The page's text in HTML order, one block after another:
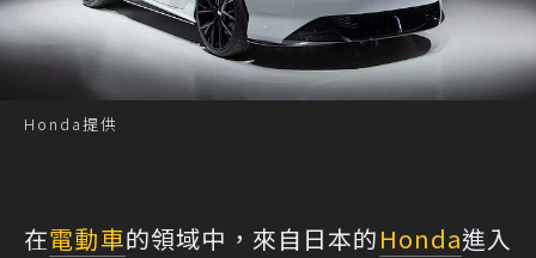
Honda提供
在電動車的領域中，來自日本的Honda進入